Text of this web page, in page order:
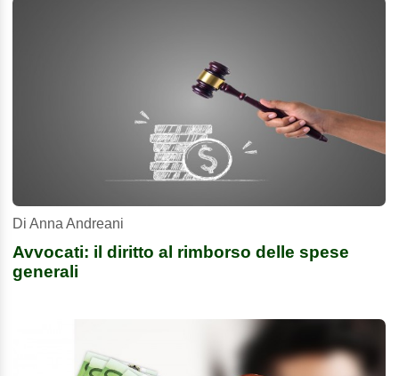
Di Anna Andreani
Avvocati: il diritto al rimborso delle spese
generali